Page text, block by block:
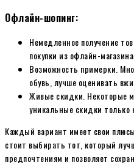
Офлайн-шопинг:
Немедленное получение
покупки из офлайн-
Возможность примерки.
обувь, лучше оценивать
Живые скидки. Некоторые
уникальные скидки только
Каждый вариант имеет свои
стоит выбирать тот, который
предпочтениям и позволяет